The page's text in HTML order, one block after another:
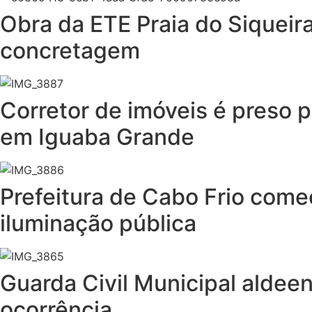
Obra da ETE Praia do
concretagem
Corretor de imóveis é preso
em Iguaba Grande
Prefeitura de Cabo Frio
iluminação pública
Guarda Civil Municipal